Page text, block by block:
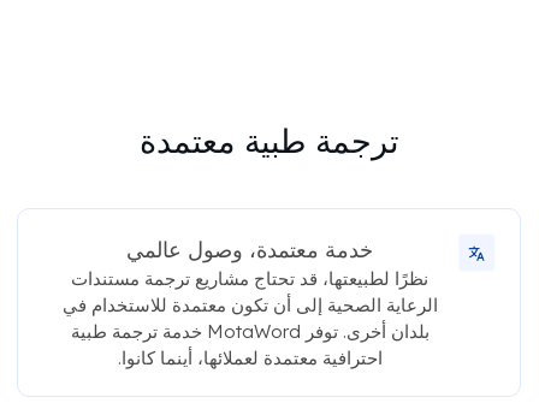
ترجمة طبية معتمدة
خدمة معتمدة، وصول عالمي
نظرًا لطبيعتها، قد تحتاج مشاريع ترجمة مستندات
الرعاية الصحية إلى أن تكون معتمدة للاستخدام في
بلدان أخرى. توفر MotaWord خدمة ترجمة طبية
احترافية معتمدة لعملائها، أينما كانوا.